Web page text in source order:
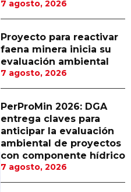
7 agosto, 2026
Proyecto para reactivar
faena minera inicia su
evaluación ambiental
7 agosto, 2026
PerProMin 2026: DGA
entrega claves para
anticipar la evaluación
ambiental de proyectos
con componente hídrico
7 agosto, 2026